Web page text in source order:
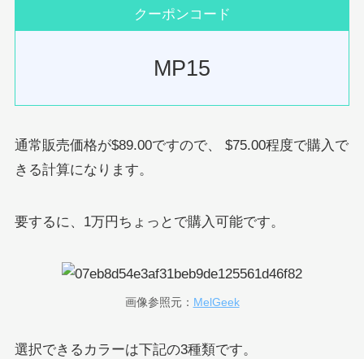
クーポンコード
MP15
通常販売価格が$89.00ですので、 $75.00程度で購入で
きる計算になります。
要するに、1万円ちょっとで購入可能です。
画像参照元： MelGeek
選択できるカラーは下記の3種類です。